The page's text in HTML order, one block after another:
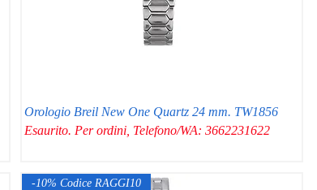
Orologio Breil New One Quartz 24 mm. TW1856
Esaurito. Per ordini, Telefono/WA: 3662231622
-10% Codice RAGGI10